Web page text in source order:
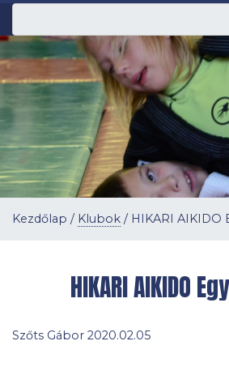
Kezdőlap / Klubok / HIKARI AIKIDO
HIKARI AIKIDO
Szőts Gábor 2020.02.05